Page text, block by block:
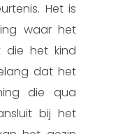
Het is
waar het
die het kind
dat het
die qua
bij het